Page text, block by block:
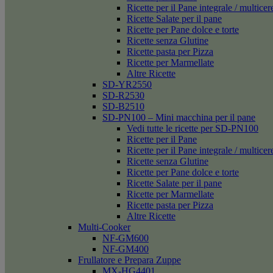
Ricette per il Pane integrale /
Ricette Salate per il pane
Ricette per Pane dolce e torte
Ricette senza Glutine
Ricette pasta per Pizza
Ricette per Marmellate
Altre Ricette
SD-YR2550
SD-R2530
SD-B2510
SD-PN100 – Mini macchina per il pane
Vedi tutte le ricette per SD-PN100
Ricette per il Pane
Ricette per il Pane integrale /
Ricette senza Glutine
Ricette per Pane dolce e torte
Ricette Salate per il pane
Ricette per Marmellate
Ricette pasta per Pizza
Altre Ricette
Multi-Cooker
NF-GM600
NF-GM400
Frullatore e Prepara Zuppe
MX-HG4401